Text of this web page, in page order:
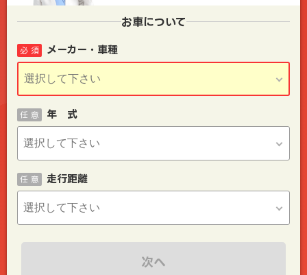
お車について
メーカー・車種
必 須
年 式
任 意
走行距離
任 意
次へ